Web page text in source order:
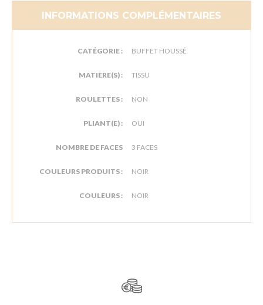
INFORMATIONS COMPLÉMENTAIRES
CATÉGORIE : BUFFET HOUSSÉ
MATIÈRE(S) : TISSU
ROULETTES : NON
PLIANT(E) : OUI
NOMBRE DE FACES 3 FACES
COULEURS PRODUITS : NOIR
COULEURS : NOIR